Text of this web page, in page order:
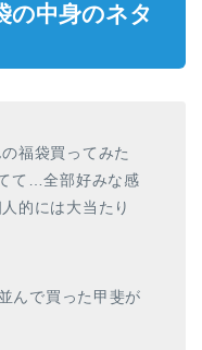
の中身のネタ
福袋買ってみた
て…全部好みな感
的には大当たり
んで買った甲斐が